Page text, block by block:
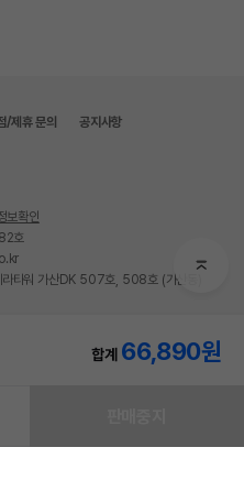
합계 66,890원
/제휴 문의 공지사항
보확인
호
타워 가산DK 507호, 508호 (가산동)